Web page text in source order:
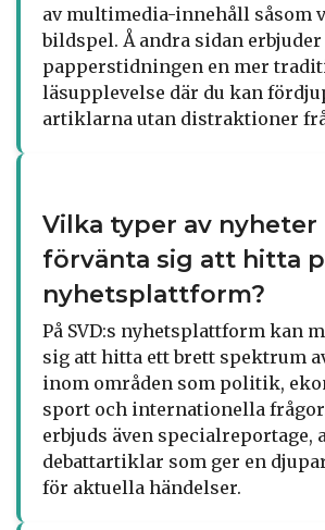
av multimedia-innehåll såsom
bildspel. Å andra sidan erbjuder
papperstidningen en mer
läsupplevelse där du kan
artiklarna utan distraktioner
Vilka typer av nyheter
förvänta sig att hitta
nyhetsplattform?
På SVD:s nyhetsplattform kan
sig att hitta ett brett spektrum
inom områden som politik,
sport och internationella
erbjuds även specialreportage,
debattartiklar som ger en
för aktuella händelser.